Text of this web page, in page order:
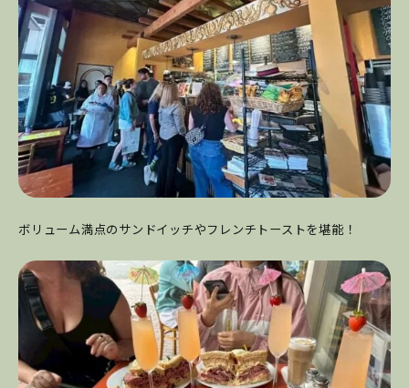
ボリューム満点のサンドイッチやフレンチトーストを堪能！